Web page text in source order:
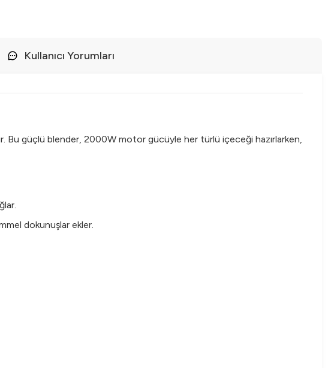
Kullanıcı Yorumları
Bu güçlü blender, 2000W motor gücüyle her türlü içeceği hazırlarken,
dokunuşlar ekler.